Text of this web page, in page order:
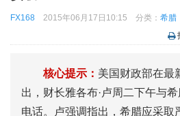
FX168 2015年06月17日10:15 分类： 希腊
核心提示： 美国财政部在最
出，财长雅各布·卢周二下午与
电话。卢强调指出，希腊应采取